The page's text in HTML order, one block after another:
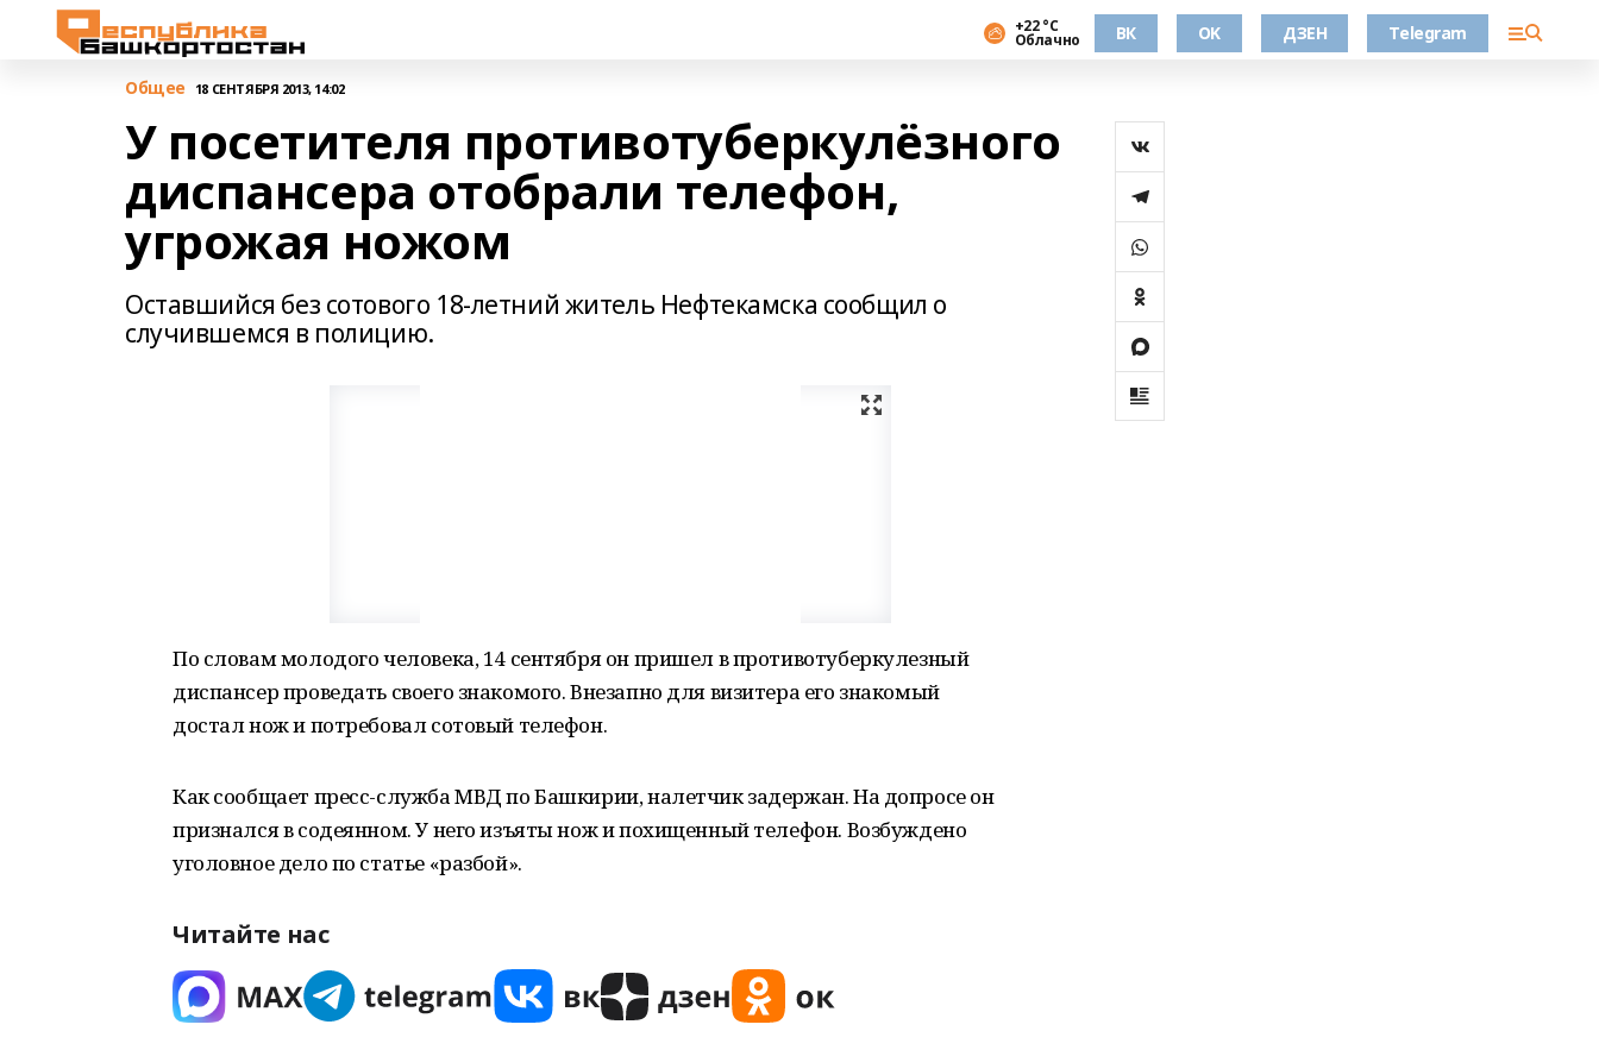
+22 °С
Облачно ВК OK ДЗЕН Telegram
Общее 18 СЕНТЯБРЯ 2013, 14:02
У посетителя противотуберкулёзного
диспансера отобрали телефон,
угрожая ножом
Оставшийся без сотового 18-летний житель Нефтекамска сообщил о
случившемся в полицию.
По словам молодого человека, 14 сентября он пришел в противотуберкулезный
диспансер проведать своего знакомого. Внезапно для визитера его знакомый
достал нож и потребовал сотовый телефон.
Как сообщает пресс-служба МВД по Башкирии, налетчик задержан. На допросе он
признался в содеянном. У него изъяты нож и похищенный телефон. Возбуждено
уголовное дело по статье «разбой».
Читайте нас